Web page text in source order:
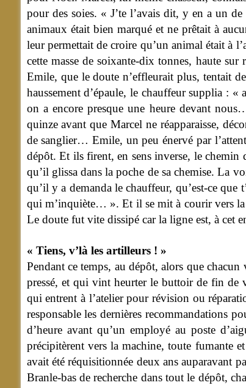
pour des soies. « J’te l’avais dit, y en a un
animaux était bien marqué et ne prêtait à
leur permettait de croire qu’un animal était à
cette masse de soixante-dix tonnes, haute
Emile, que le doute n’effleurait plus, tentait
haussement d’épaule, le chauffeur supplia :
on a encore presque une heure devant
quinze avant que Marcel ne réapparaisse,
de sanglier… Emile, un peu énervé par
dépôt. Et ils firent, en sens inverse, le
qu’il glissa dans la poche de sa chemise. La
qu’il y a demanda le chauffeur, qu’est-ce
qui m’inquiète… ». Et il se mit à courir vers la
Le doute fut vite dissipé car la ligne est, à cet
« Tiens, v’là les artilleurs ! »
Pendant ce temps, au dépôt, alors que
pressé, et qui vint heurter le buttoir de fin de
qui entrent à l’atelier pour révision ou
responsable les dernières recommandations
d’heure avant qu’un employé au poste
précipitèrent vers la machine, toute fumante
avait été réquisitionnée deux ans
Branle-bas de recherche dans tout le dépôt,